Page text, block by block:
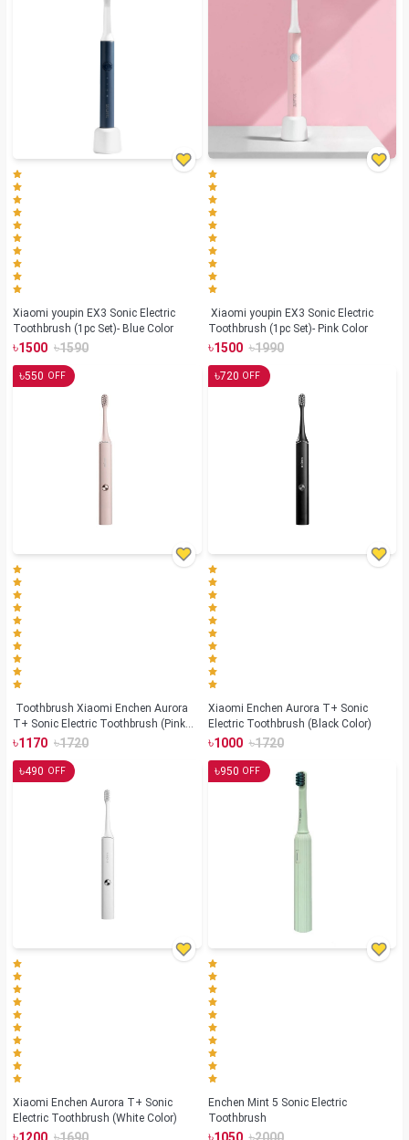
Xiaomi youpin EX3 Sonic Electric
Toothbrush (1pc Set)- Blue Color
৳1500 ৳1590
Toothbrush (1pc Set)- Pink Color
৳1500 ৳1990
৳550 OFF
Toothbrush Xiaomi Enchen Aurora
T+ Sonic Electric Toothbrush (Pink
Color)
৳1170 ৳1720
৳720 OFF
Xiaomi Enchen Aurora T+ Sonic
Electric Toothbrush (Black Color)
৳1000 ৳1720
৳490 OFF
Xiaomi Enchen Aurora T+ Sonic
Electric Toothbrush (White Color)
৳950 OFF
Enchen Mint 5 Sonic Electric
Toothbrush